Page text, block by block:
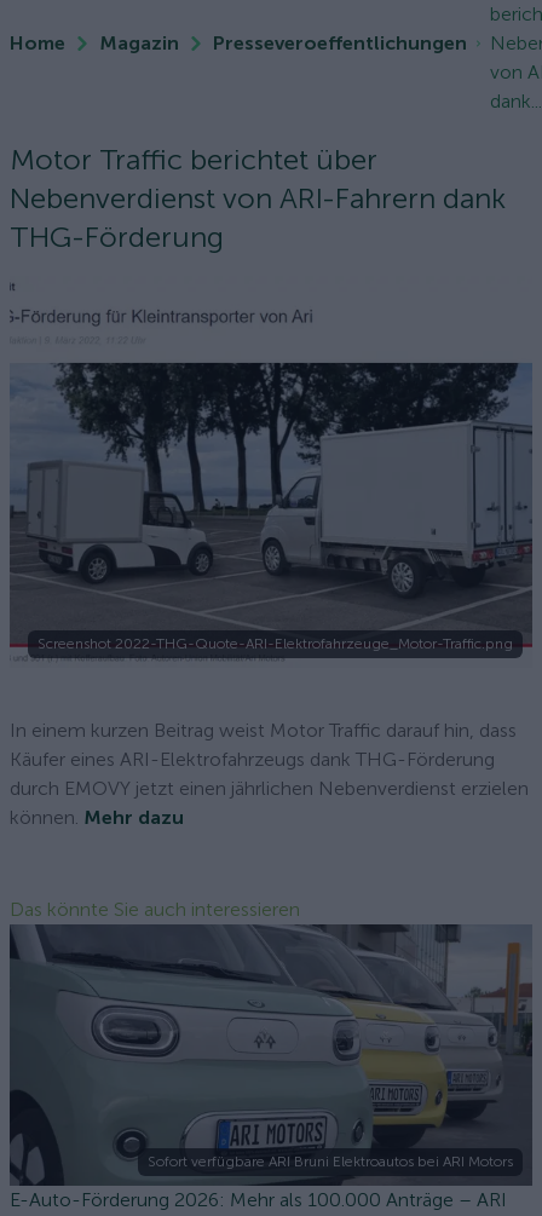
Home Magazin Presseveroeffentlichungen
von
dank...
Motor Traffic berichtet über
Nebenverdienst von ARI-Fahrern dank
THG-Förderung
Screenshot 2022-THG-Quote-ARI-Elektrofahrzeuge_Motor-Traffic.png
In einem kurzen Beitrag weist Motor Traffic darauf hin, dass
Käufer eines ARI-Elektrofahrzeugs dank THG-Förderung
durch EMOVY jetzt einen jährlichen Nebenverdienst erzielen
können. Mehr dazu
Das könnte Sie auch interessieren
Sofort verfügbare ARI Bruni Elektroautos bei ARI Motors
E-Auto-Förderung 2026: Mehr als 100.000 Anträge – ARI